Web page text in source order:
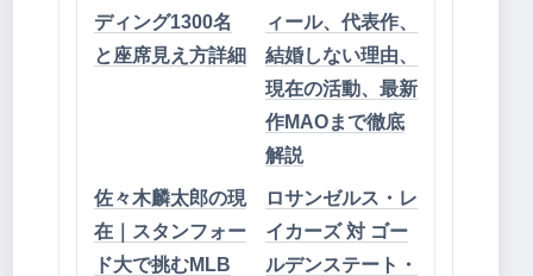
ディング1300名
と座席見え方詳細
ィール、代表作、
結婚しない理由、
現在の活動、最新
作MAOまで徹底
解説
佐々木麟太郎の現
在｜スタンフォー
ド大で挑むMLB
ロサンゼルス・レ
イカーズ 対 ゴー
ルデンステート・